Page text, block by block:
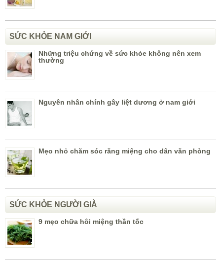
SỨC KHỎE NAM GIỚI
Những triệu chứng về sức khỏe không nên xem
thường
Nguyên nhân chính gây liệt dương ở nam giới
Mẹo nhỏ chăm sóc răng miệng cho dân văn phòng
SỨC KHỎE NGƯỜI GIÀ
9 mẹo chữa hôi miệng thần tốc